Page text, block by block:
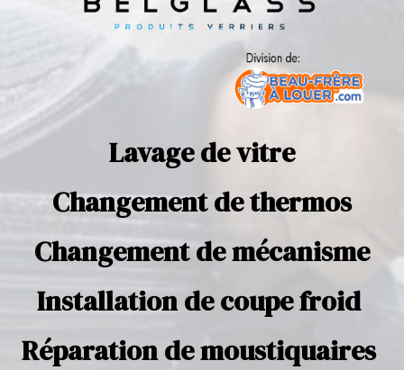
Lavage de vitre
Changement de thermos
Changement de mécanisme
Installation de coupe froid
Réparation de moustiquaires